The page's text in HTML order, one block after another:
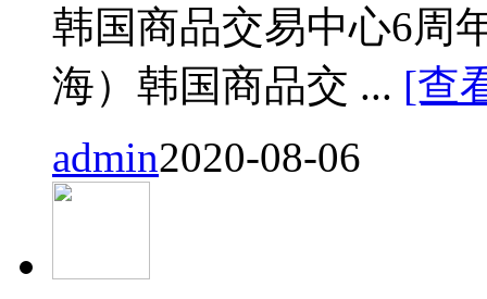
韩国商品交易中心6周
海）韩国商品交 ... [查
admin2020-08-06